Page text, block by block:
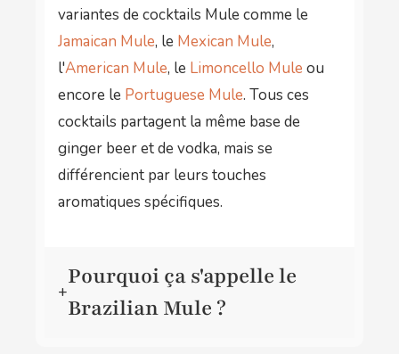
variantes de cocktails Mule comme le
Jamaican Mule, le Mexican Mule,
l'American Mule, le Limoncello Mule ou
encore le Portuguese Mule. Tous ces
cocktails partagent la même base de
ginger beer et de vodka, mais se
différencient par leurs touches
aromatiques spécifiques.
+
Pourquoi ça s'appelle le
Brazilian Mule ?